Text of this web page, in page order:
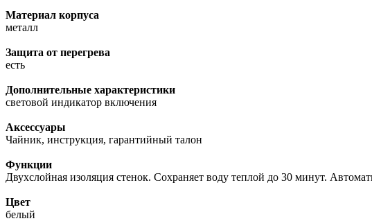
Материал корпуса
металл
Защита от перегрева
есть
Дополнительные характеристики
световой индикатор включения
Аксессуары
Чайник, инструкция, гарантийный талон
Функции
Двухслойная изоляция стенок. Сохраняет воду теплой до 30 минут.
Цвет
белый